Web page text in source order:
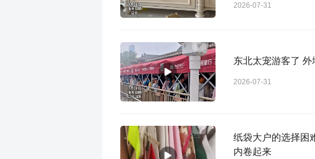
2026-07-31
东北太宠游客了
2026-07-31
纸袋大户的选择困
内卷起来